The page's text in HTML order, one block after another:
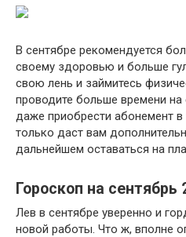
В сентябре рекомендуется
своему здоровью и больше
свою лень и займитесь
проводите больше времени
даже приобрести абонемент
только даст вам
дальнейшем оставаться на
Гороскоп на сентябрь
Лев в сентябре уверенно и
новой работы. Что ж, вполне